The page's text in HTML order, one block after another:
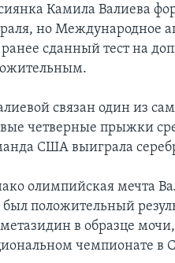
Камила Валиева
но Международное
ранее сданный тест на
связан один из
четверные прыжки
США выиграла
олимпийская мечта
был положительный
в образце
чемпионате в